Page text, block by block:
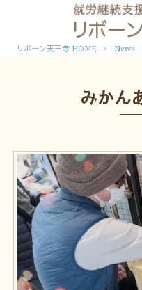
リボーン天王寺 HOME > News
みかん